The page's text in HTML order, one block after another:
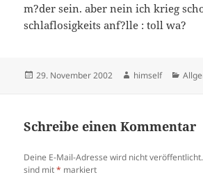
m?der sein. aber nein ich krieg
schlaflosigkeits anf?lle : toll wa?
Veröffentlicht
29. November 2002 Autor
himself
Schreibe einen Kommentar
Deine E-Mail-Adresse wird nicht veröffentlicht.
sind mit* markiert